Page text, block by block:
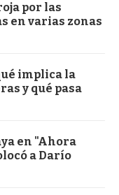
por las
en varias zonas
implica la
y qué pasa
en "Ahora
a Darío